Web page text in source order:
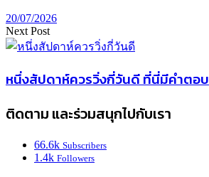
20/07/2026
Next Post
หนึ่งสัปดาห์ควรวิ่งกี่วันดี ที่นี่มีคำตอบ
ติดตาม และร่วมสนุกไปกับเรา
66.6k Subscribers
1.4k Followers